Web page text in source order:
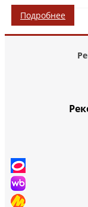
Подробнее